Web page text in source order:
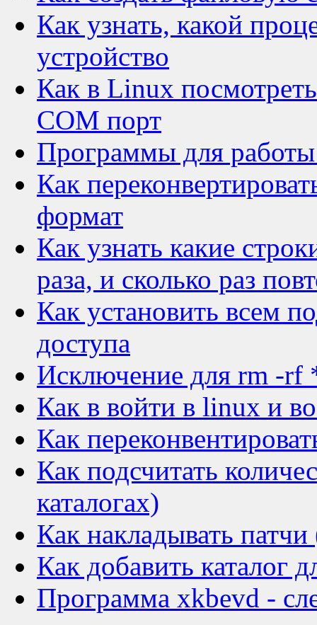
Как узнать, какой
устройство
Как в Linux
COM порт
Программы для
Как
формат
Как узнать какие
раза, и сколько раз
Как установить всем
доступа
Исключение для rm -rf
Как в войти в linux и
Как
Как подсчитать
каталогах)
Как накладывать
Как добавить каталог
Программа xkbevd -